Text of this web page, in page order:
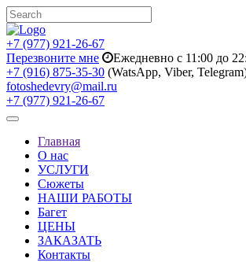
+7 (977) 921-26-67
Перезвоните мне
Ежедневно с 11:00 до
+7 (916) 875-35-30 (WatsApp, Viber,
fotoshedevry@mail.ru
+7 (977) 921-26-67
Toggle
navigationГлавная
О нас
УСЛУГИ
Сюжеты
НАШИ РАБОТЫ
Багет
ЦЕНЫ
ЗАКАЗАТЬ
Контакты